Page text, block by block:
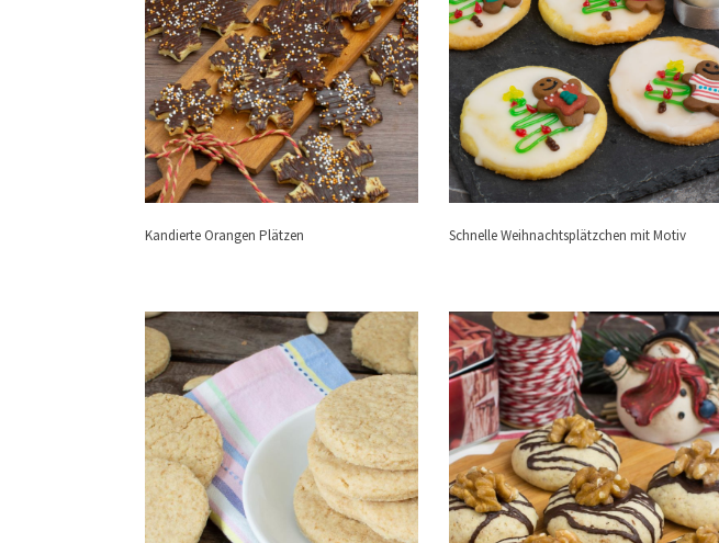
Kandierte Orangen Plätzen Schnelle Weihnachtsplätzchen mit Motiv